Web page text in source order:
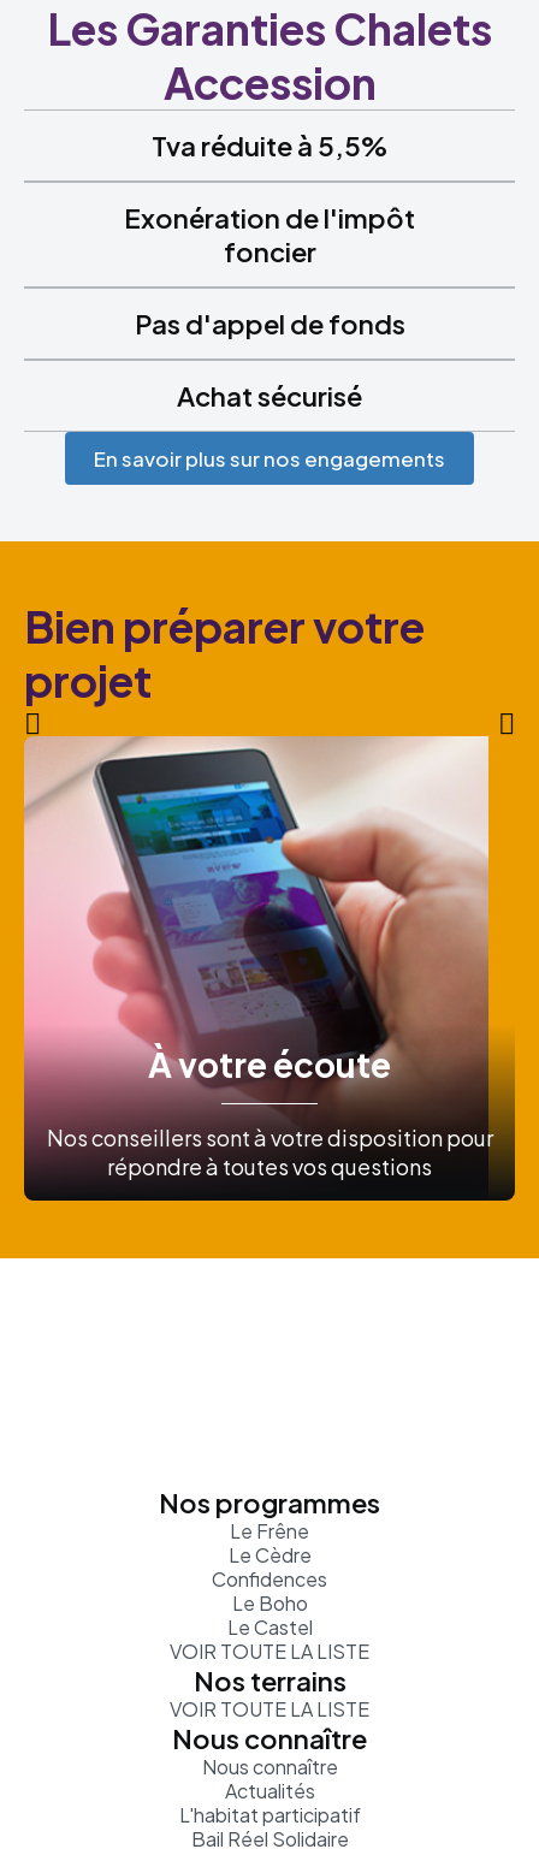
Les Garanties Chalets
Accession
Tva réduite à 5,5%
Exonération de l'impôt
foncier
Pas d'appel de fonds
Achat sécurisé
En savoir plus sur nos engagements
Bien préparer votre
projet
À votre écoute
Nos conseillers sont à votre disposition pour
répondre à toutes vos questions
Nos programmes
Le Frêne
Le Cèdre
Confidences
Le Boho
Le Castel
VOIR TOUTE LA LISTE
Nos terrains
VOIR TOUTE LA LISTE
Nous connaître
Nous connaître
Actualités
L'habitat participatif
Bail Réel Solidaire